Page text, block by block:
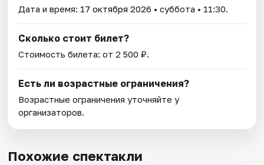
Дата и время: 17 октября 2026 • суббота • 11:30.
Сколько стоит билет?
Стоимость билета: от 2 500 ₽.
Есть ли возрастные ограничения?
Возрастные ограничения уточняйте у
организаторов.
Похожие спектакли